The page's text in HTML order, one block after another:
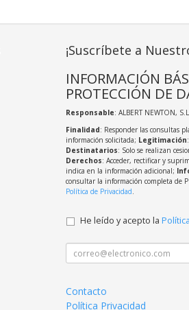
¡Suscríbete a
INFORMACIÓN
PROTECCIÓN DE
Responsable: ALBERT NEWTON,
Finalidad: Responder las consultas
información solicitada; Legitimación
Destinatarios: Solo se realizan
Derechos: Acceder, rectificar y
indica en la información adicional;
consultar la información completa de
Política de Privacidad.
He leído y acepto la
Contacto
Política Privacidad